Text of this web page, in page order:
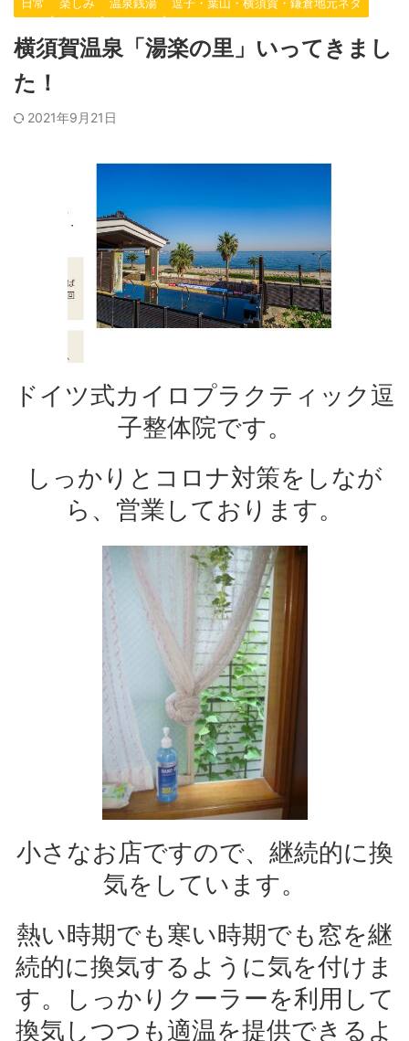
横須賀温泉「湯楽の里」いってきまし
た！
2021年9月21日
ドイツ式カイロプラクティック逗
子整体院です。
しっかりとコロナ対策をしなが
ら、営業しております。
小さなお店ですので、継続的に換
気をしています。
熱い時期でも寒い時期でも窓を継
続的に換気するように気を付けま
す。しっかりクーラーを利用して
換気しつつも適温を提供できるよ